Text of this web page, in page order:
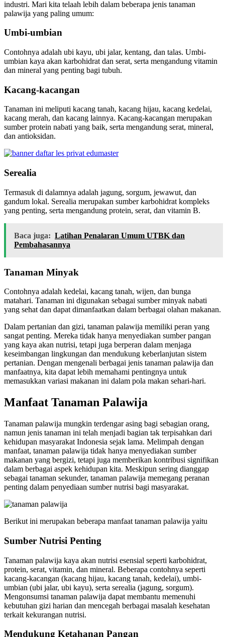
industri. Mari kita telaah lebih dalam beberapa jenis tanaman
palawija yang paling umum:
Umbi-umbian
Contohnya adalah ubi kayu, ubi jalar, kentang, dan talas. Umbi-
umbian kaya akan karbohidrat dan serat, serta mengandung vitamin
dan mineral yang penting bagi tubuh.
Kacang-kacangan
Tanaman ini meliputi kacang tanah, kacang hijau, kacang kedelai,
kacang merah, dan kacang lainnya. Kacang-kacangan merupakan
sumber protein nabati yang baik, serta mengandung serat, mineral,
dan antioksidan.
Serealia
Termasuk di dalamnya adalah jagung, sorgum, jewawut, dan
gandum lokal. Serealia merupakan sumber karbohidrat kompleks
yang penting, serta mengandung protein, serat, dan vitamin B.
Baca juga: Latihan Penalaran Umum UTBK dan
Pembahasannya
Tanaman Minyak
Contohnya adalah kedelai, kacang tanah, wijen, dan bunga
matahari. Tanaman ini digunakan sebagai sumber minyak nabati
yang sehat dan dapat dimanfaatkan dalam berbagai olahan makanan.
Dalam pertanian dan gizi, tanaman palawija memiliki peran yang
sangat penting. Mereka tidak hanya menyediakan sumber pangan
yang kaya akan nutrisi, tetapi juga berperan dalam menjaga
keseimbangan lingkungan dan mendukung keberlanjutan sistem
pertanian. Dengan mengenali berbagai jenis tanaman palawija dan
manfaatnya, kita dapat lebih memahami pentingnya untuk
memasukkan variasi makanan ini dalam pola makan sehari-hari.
Manfaat Tanaman Palawija
Tanaman palawija mungkin terdengar asing bagi sebagian orang,
namun jenis tanaman ini telah menjadi bagian tak terpisahkan dari
kehidupan masyarakat Indonesia sejak lama. Melimpah dengan
manfaat, tanaman palawija tidak hanya menyediakan sumber
makanan yang bergizi, tetapi juga memberikan kontribusi signifikan
dalam berbagai aspek kehidupan kita. Meskipun sering dianggap
sebagai tanaman sekunder, tanaman palawija memegang peranan
penting dalam penyediaan sumber nutrisi bagi masyarakat.
Berikut ini merupakan beberapa manfaat tanaman palawija yaitu
Sumber Nutrisi Penting
Tanaman palawija kaya akan nutrisi esensial seperti karbohidrat,
protein, serat, vitamin, dan mineral. Beberapa contohnya seperti
kacang-kacangan (kacang hijau, kacang tanah, kedelai), umbi-
umbian (ubi jalar, ubi kayu), serta serealia (jagung, sorgum).
Mengonsumsi tanaman palawija dapat membantu memenuhi
kebutuhan gizi harian dan mencegah berbagai masalah kesehatan
terkait kekurangan nutrisi.
Mendukung Ketahanan Pangan